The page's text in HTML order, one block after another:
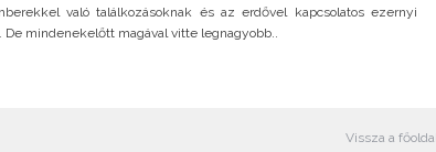
való találkozásoknak és az erdővel kapcsolatos ezernyi
mindenekelőtt magával vitte legnagyobb..
Vissza a